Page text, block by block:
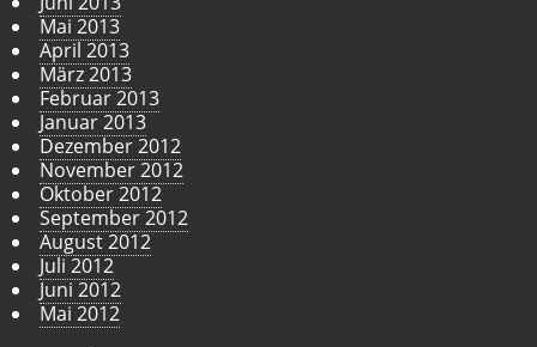
Mai 2013
April 2013
März 2013
Februar 2013
Januar 2013
Dezember 2012
November 2012
Oktober 2012
September 2012
August 2012
Juli 2012
Juni 2012
Mai 2012